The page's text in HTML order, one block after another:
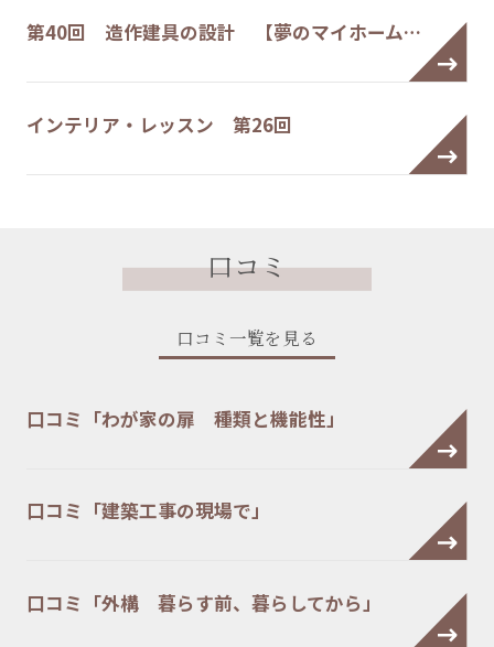
第40回 造作建具の設計 【夢のマイホーム…
インテリア・レッスン 第26回
口コミ
口コミ一覧を見る
口コミ「わが家の扉 種類と機能性」
口コミ「建築工事の現場で」
口コミ「外構 暮らす前、暮らしてから」